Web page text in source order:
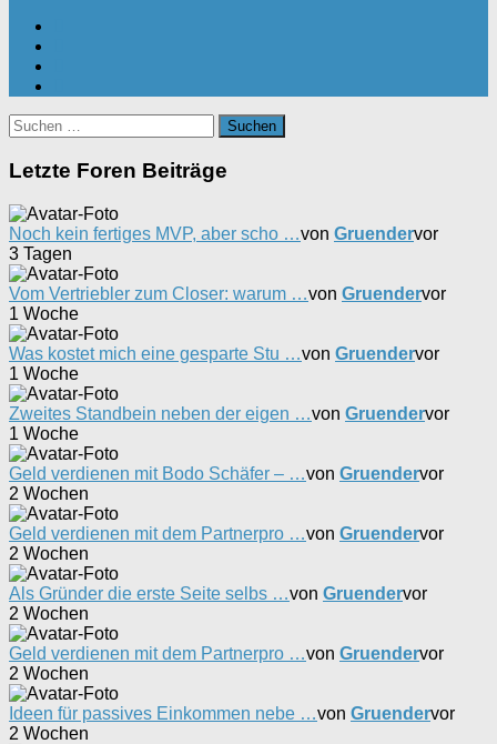
Suchen
nach:
Letzte Foren Beiträge
Noch kein fertiges MVP, aber scho …von Gruendervor
3 Tagen
Vom Vertriebler zum Closer: warum …von Gruendervor
1 Woche
Was kostet mich eine gesparte Stu …von Gruendervor
1 Woche
Zweites Standbein neben der eigen …von Gruendervor
1 Woche
Geld verdienen mit Bodo Schäfer – …von Gruendervor
2 Wochen
Geld verdienen mit dem Partnerpro …von Gruendervor
2 Wochen
Als Gründer die erste Seite selbs …von Gruendervor
2 Wochen
Geld verdienen mit dem Partnerpro …von Gruendervor
2 Wochen
Ideen für passives Einkommen nebe …von Gruendervor
2 Wochen